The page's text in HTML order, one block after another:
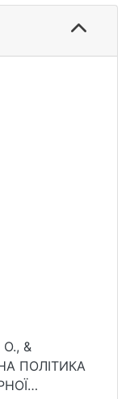
&
ПОЛІТИКА